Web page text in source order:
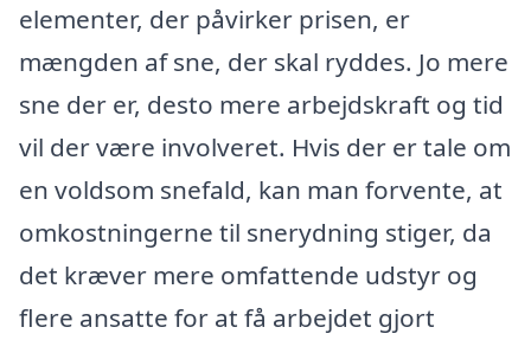
elementer, der påvirker prisen, er
mængden af sne, der skal ryddes. Jo mere
sne der er, desto mere arbejdskraft og tid
vil der være involveret. Hvis der er tale om
en voldsom snefald, kan man forvente, at
omkostningerne til snerydning stiger, da
det kræver mere omfattende udstyr og
flere ansatte for at få arbejdet gjort